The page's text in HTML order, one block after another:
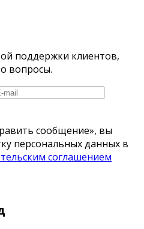
поддержки клиентов,
вопросы.
сообщение», вы
персональных данных в
соглашением